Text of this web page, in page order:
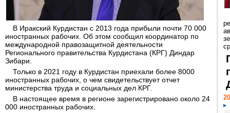
В Иракский Курдистан с 2013 года прибыли почти 70 000
иностранных рабочих. Об этом сообщил координатор по
международной правозащитной деятельности
Регионального правительства Курдистана (КРГ) Диндар
Зибари.
Только в 2021 году в Курдистан приехали более 8000
иностранных рабочих, о чем свидетельствует отчет
министерства труда и социальных дел КРГ.
В настоящее время в регионе зарегистрировано около 24
000 иностранных рабочих.